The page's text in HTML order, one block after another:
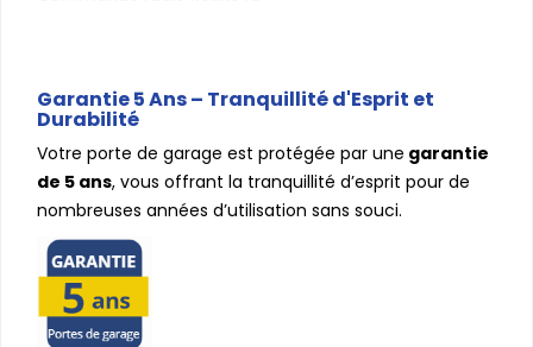
Garantie 5 Ans – Tranquillité d'Esprit et
Durabilité
Votre porte de garage est protégée par une garantie
de 5 ans, vous offrant la tranquillité d’esprit pour de
nombreuses années d’utilisation sans souci.